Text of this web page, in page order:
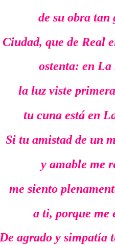
de su obra tan
Ciudad, que de Real
ostenta: en La
la luz viste
tu cuna está en
Si tu amistad de un
y amable me
me siento
a ti, porque me
De agrado y simpatía